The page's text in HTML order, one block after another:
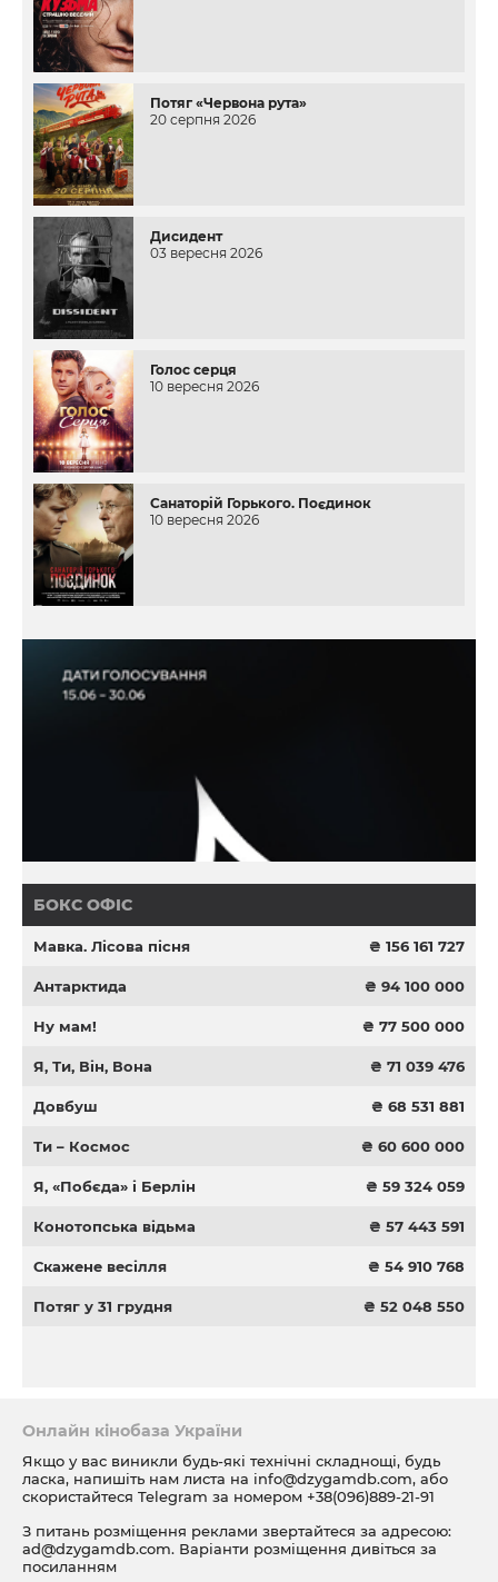
Потяг «Червона рута»
20 серпня 2026
Дисидент
03 вересня 2026
Голос серця
10 вересня 2026
Санаторій Горького. Поєдинок
10 вересня 2026
БОКС ОФІС
Мавка. Лісова пісня ₴ 156 161 727
Антарктида ₴ 94 100 000
Ну мам! ₴ 77 500 000
Я, Ти, Він, Вона ₴ 71 039 476
Довбуш ₴ 68 531 881
Ти – Космос ₴ 60 600 000
Я, «Побєда» і Берлін ₴ 59 324 059
Конотопська відьма ₴ 57 443 591
Скажене весілля ₴ 54 910 768
Потяг у 31 грудня ₴ 52 048 550
Онлайн кінобаза України
Якщо у вас виникли будь-які технічні складнощі, будь
ласка, напишіть нам листа на info@dzygamdb.com, або
скористайтеся Telegram за номером +38(096)889-21-91
З питань розміщення реклами звертайтеся за адресою:
ad@dzygamdb.com. Варіанти розміщення дивіться за
посиланням